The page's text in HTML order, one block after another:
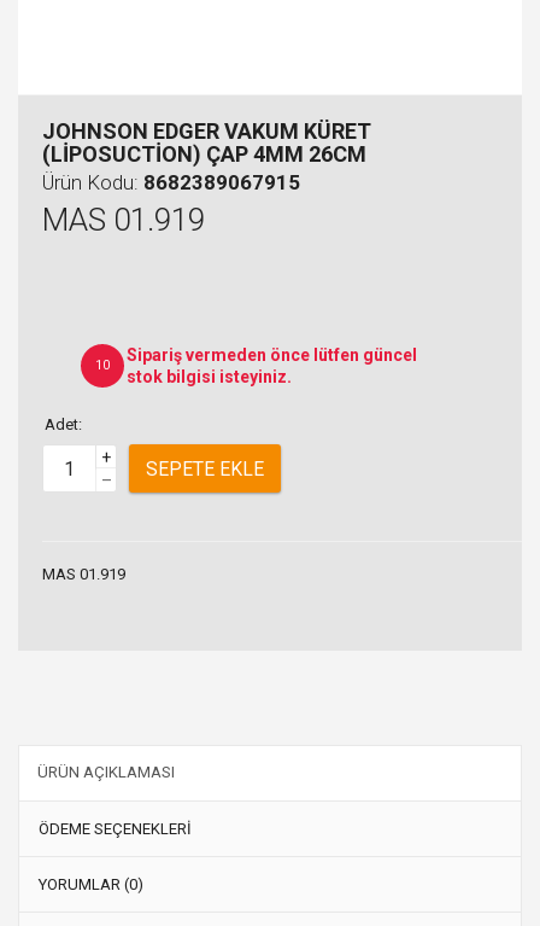
JOHNSON EDGER VAKUM KÜRET
(LİPOSUCTİON) ÇAP 4MM 26CM
Ürün Kodu: 8682389067915
MAS 01.919
10
Sipariş vermeden önce lütfen güncel
stok bilgisi isteyiniz.
Adet:
+
–
SEPETE EKLE
MAS 01.919
ÜRÜN AÇIKLAMASI
ÖDEME SEÇENEKLERİ
YORUMLAR (0)